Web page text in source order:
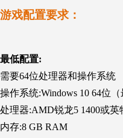
游戏配置要求：
最低配置:
需要64位处理器和操作系统
操作系统:Windows 10 64位（
处理器:AMD锐龙5 1400或英
内存:8 GB RAM